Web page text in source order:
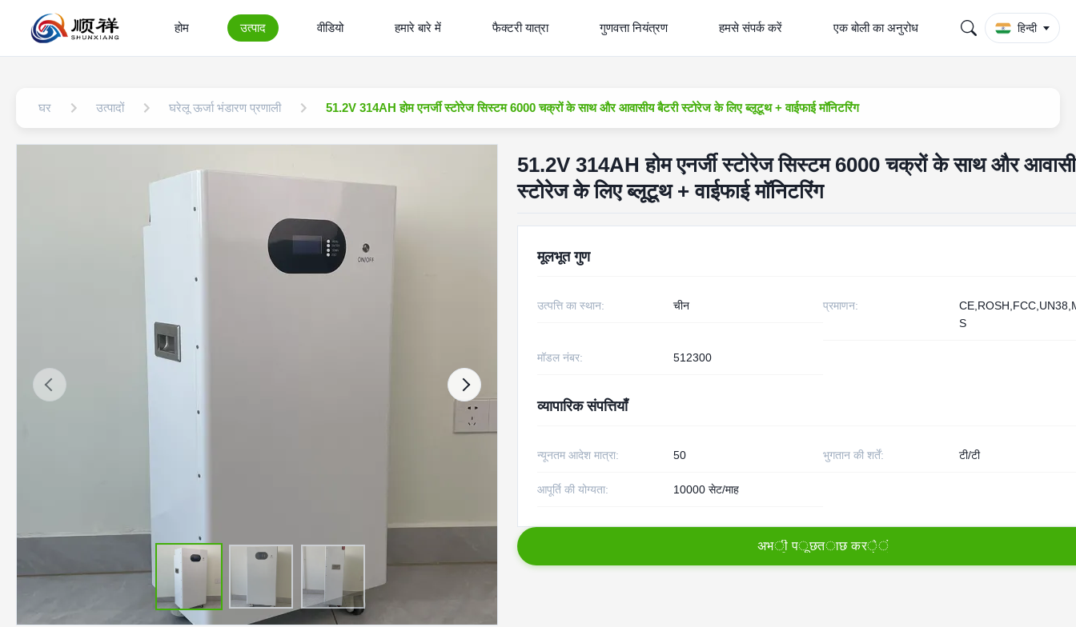
होम उत्पाद वीडियो हमारे बारे में फैक्टरी यात्रा गुणवत्ता नियंत्रण हमसे संपर्क करें एक बोली का अनुरोध हिन्दी
घर उत्पादों घरेलू ऊर्जा भंडारण प्रणाली 51.2V 314AH होम एनर्जी स्टोरेज सिस्टम 6000 चक्रों के साथ और आवासीय बैटरी स्टोरेज के लिए ब्लूटूथ + वाईफाई मॉनिटरिंग
51.2V 314AH होम एनर्जी स्टोरेज सिस्टम 6000 चक्रों के साथ और
स्टोरेज के लिए ब्लूटूथ + वाईफाई मॉनिटरिंग
मूलभूत गुण
उत्पत्ति का स्थान: चीन प्रमाणन:
S
मॉडल नंबर: 512300
व्यापारिक संपत्तियाँ
न्यूनतम आदेश मात्रा: 50 भुगतान की शर्तें: टी/टी
आपूर्ति की योग्यता: 10000 सेट/माह
अभी पूछताछ करें